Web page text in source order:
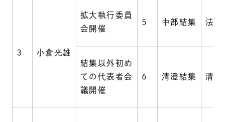
3 小倉光雄
拡大執行委員
会開催
5 中部結集 法輪
結集以外初め
ての代表者会
議開催
6 清澄結集 清澄